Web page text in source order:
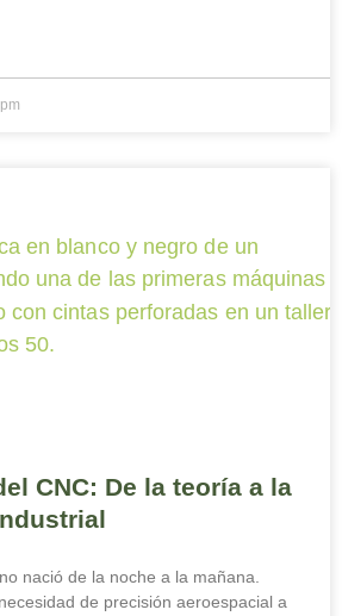
CNC: De la teoría a la
nació de la noche a la mañana.
de precisión aeroespacial a